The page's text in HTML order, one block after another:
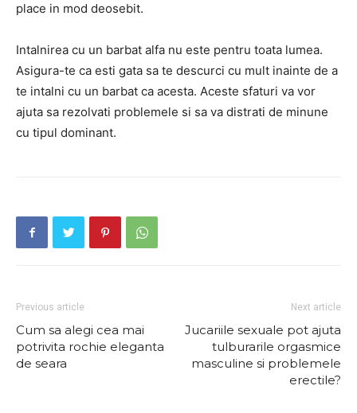
place in mod deosebit.
Intalnirea cu un barbat alfa nu este pentru toata lumea.
Asigura-te ca esti gata sa te descurci cu mult inainte de a
te intalni cu un barbat ca acesta. Aceste sfaturi va vor
ajuta sa rezolvati problemele si sa va distrati de minune
cu tipul dominant.
Previous article
Cum sa alegi cea mai
potrivita rochie eleganta
de seara
Next article
Jucariile sexuale pot ajuta
tulburarile orgasmice
masculine si problemele
erectile?